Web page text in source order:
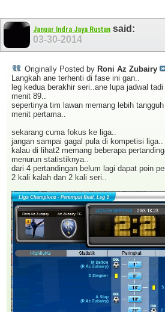
Januar Indra Jaya Rustan said:
03-30-2014
Originally Posted by Roni Az Zubairy
Langkah ane terhenti di fase ini gan..
leg kedua berakhir seri..ane lupa jadwal
menit 89..
sepertinya tim lawan memang lebih
menit pertama..
sekarang cuma fokus ke liga..
jangan sampai gagal pula di kompetisi liga..
kalau di lihat2 memang beberapa
menurun statistiknya..
dari 4 pertandingan belum lagi dapat poin
2 kali kalah dan 2 kali seri..